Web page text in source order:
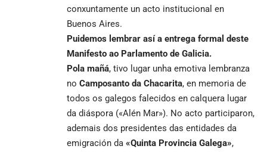
conxuntamente un acto institucional en
Buenos Aires.
Puidemos lembrar así a entrega formal deste
Manifesto ao Parlamento de Galicia.
Pola mañá, tivo lugar unha emotiva lembranza
no Camposanto da Chacarita, en memoria de
todos os galegos falecidos en calquera lugar
da diáspora («Alén Mar»). No acto participaron,
ademais dos presidentes das entidades da
emigración da «Quinta Provincia Galega»,